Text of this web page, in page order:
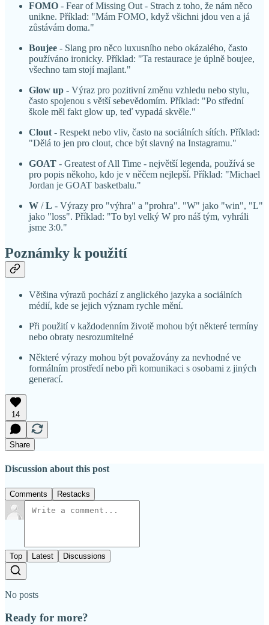
FOMO - Fear of Missing Out - Strach z toho, že nám něco
unikne. Příklad: "Mám FOMO, když všichni jdou ven a já
zůstávám doma."
Boujee - Slang pro něco luxusního nebo okázalého, často
používáno ironicky. Příklad: "Ta restaurace je úplně boujee,
všechno tam stojí majlant."
Glow up - Výraz pro pozitivní změnu vzhledu nebo stylu,
často spojenou s větší sebevědomím. Příklad: "Po střední
škole měl fakt glow up, teď vypadá skvěle."
Clout - Respekt nebo vliv, často na sociálních sítích. Příklad:
"Dělá to jen pro clout, chce být slavný na Instagramu."
GOAT - Greatest of All Time - největší legenda, používá se
pro popis někoho, kdo je v něčem nejlepší. Příklad: "Michael
Jordan je GOAT basketbalu."
W /L - Výrazy pro "výhra" a "prohra". "W" jako "win", "L"
jako "loss". Příklad: "To byl velký W pro náš tým, vyhráli
jsme 3:0."
Poznámky k použití
Většina výrazů pochází z anglického jazyka a sociálních
médií, kde se jejich význam rychle mění.
Při použití v každodenním životě mohou být některé termíny
nebo obraty nesrozumitelné
Některé výrazy mohou být považovány za nevhodné ve
formálním prostředí nebo při komunikaci s osobami z jiných
generací.
14
Share
Discussion about this post
Comments Restacks
Top Latest Discussions
No posts
Ready for more?